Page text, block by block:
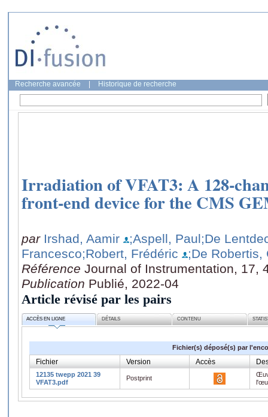
Recherche avancée Historique de recherche
Irradiation of VFAT3: A 128-
front-end device for the CMS
par Irshad, Aamir ;Aspell, Paul;De
Francesco;Robert, Frédéric
;De Robertis,
Référence Journal of Instrumentation, 17,
Publication Publié, 2022-04
Article révisé par les pairs
ACCÈS EN LIGNE DÉTAILS CONTENU
Fichier(s) déposé(s) par
Fichier Version Accès
12135 twepp 2021 39
VFAT3.pdf
Postprint